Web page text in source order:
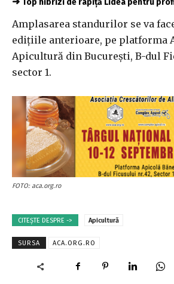
Top hibrizi de rapiță Lidea pentru
Amplasarea standurilor se va
ediţiile anterioare, pe platforma
Apicultură din Bucureşti, B-dul
sector 1.
FOTO: aca.org.ro
CITEȘTE DESPRE -> Apicultură
SURSA ACA.ORG.RO